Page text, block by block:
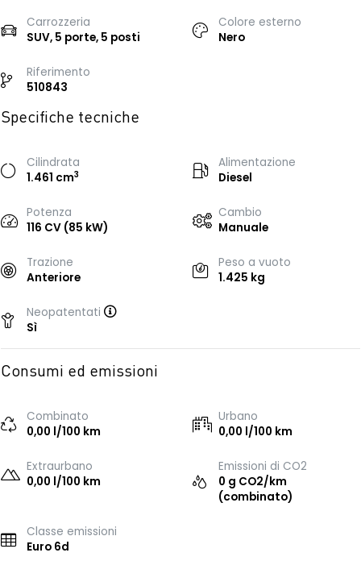
Carrozzeria
SUV, 5 porte, 5 posti
Colore esterno
Nero
Riferimento
510843
Specifiche tecniche
Cilindrata
1.461 cm3
Alimentazione
Diesel
Potenza
116 CV (85 kW)
Cambio
Manuale
Trazione
Anteriore
Peso a vuoto
1.425 kg
Neopatentati
Sì
Consumi ed emissioni
Combinato
0,00 l/100 km
Urbano
0,00 l/100 km
Extraurbano
0,00 l/100 km
Emissioni di CO2
0 g CO2/km
(combinato)
Classe emissioni
Euro 6d